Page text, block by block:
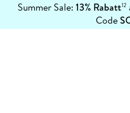
Summer Sale: 13% Rabatt12
Code
erfahren